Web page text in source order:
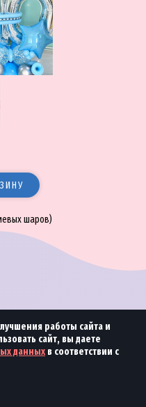
шаров)
работы сайта и
сайт, вы даете
данных в соответствии с